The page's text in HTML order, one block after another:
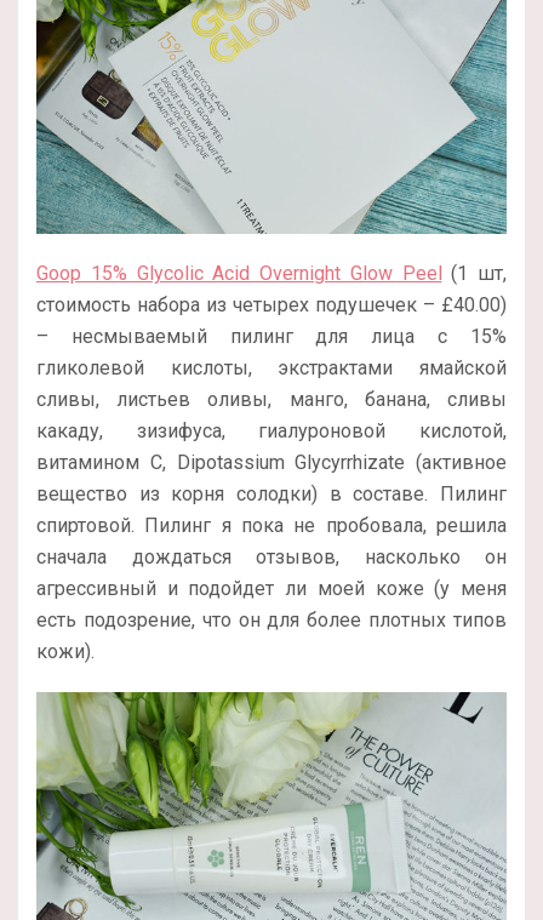
Goop 15% Glycolic Acid Overnight Glow Peel (1 шт,
стоимость набора из четырех подушечек – £40.00)
– несмываемый пилинг для лица с 15%
гликолевой кислоты, экстрактами ямайской
сливы, листьев оливы, манго, банана, сливы
какаду, зизифуса, гиалуроновой кислотой,
витамином С, Dipotassium Glycyrrhizate (активное
вещество из корня солодки) в составе. Пилинг
спиртовой. Пилинг я пока не пробовала, решила
сначала дождаться отзывов, насколько он
агрессивный и подойдет ли моей коже (у меня
есть подозрение, что он для более плотных типов
кожи).